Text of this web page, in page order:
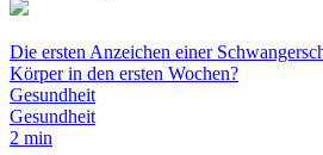
Die ersten Anzeichen einer
Körper in den ersten Wochen?
Gesundheit
Gesundheit
2 min